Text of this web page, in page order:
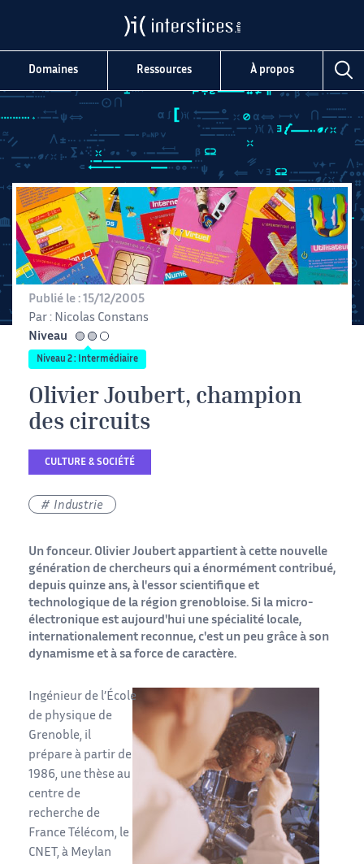
Domaines Ressources À propos
Publié le : 15/12/2005
Par : Nicolas Constans
Niveau
intermédiaire
Niveau 2 : Intermédiaire
Olivier Joubert, champion
des circuits
CULTURE & SOCIÉTÉ
Industrie
Un fonceur. Olivier Joubert appartient à cette nouvelle
génération de chercheurs qui a énormément contribué,
depuis quinze ans, à l'essor scientifique et
technologique de la région grenobloise. Si la micro-
électronique est aujourd'hui une spécialité locale,
internationalement reconnue, c'est un peu grâce à son
dynamisme et à sa force de caractère.
Ingénieur de l’École
de physique de
Grenoble, il
prépare à partir de
1986, une thèse au
centre de
recherche de
France Télécom, le
CNET, à Meylan